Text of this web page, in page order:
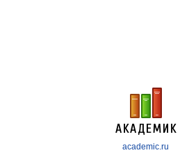
academic.ru